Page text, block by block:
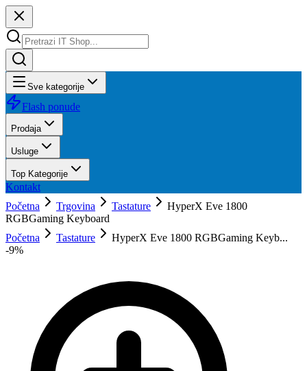
Sve kategorije
Flash ponude
Prodaja
Usluge
Top Kategorije
Kontakt
Početna
Trgovina Tastature
HyperX Eve 1800
RGBGaming Keyboard
Početna
Tastature
HyperX Eve 1800 RGBGaming Keyb...
-9%